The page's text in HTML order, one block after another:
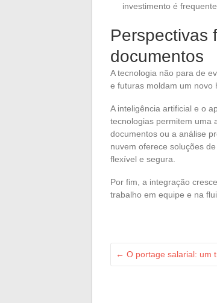
investimento é
Perspectivas
documentos
A tecnologia não para de
e futuras moldam um novo
A inteligência artificial e o
tecnologias permitem uma
documentos ou a análise
nuvem oferece soluções
flexível e segura.
Por fim, a integração
trabalho em equipe e na
← O portage salarial: um